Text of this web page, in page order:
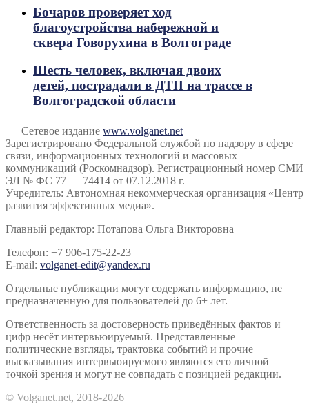
Бочаров проверяет ход
благоустройства набережной и
сквера Говорухина в Волгограде
Шесть человек, включая двоих
детей, пострадали в ДТП на трассе в
Волгоградской области
Сетевое издание www.volganet.net
Зарегистрировано Федеральной службой по надзору в сфере
связи, информационных технологий и массовых
коммуникаций (Роскомнадзор). Регистрационный номер СМИ
ЭЛ № ФС 77 — 74414 от 07.12.2018 г.
Учредитель: Автономная некоммерческая организация «Центр
развития эффективных медиа».
Главный редактор: Потапова Ольга Викторовна
Телефон: +7 906-175-22-23
E-mail: volganet-edit@yandex.ru
Отдельные публикации могут содержать информацию, не
предназначенную для пользователей до 6+ лет.
Ответственность за достоверность приведённых фактов и
цифр несёт интервьюируемый. Представленные
политические взгляды, трактовка событий и прочие
высказывания интервьюируемого являются его личной
точкой зрения и могут не совпадать с позицией редакции.
© Volganet.net, 2018-2026